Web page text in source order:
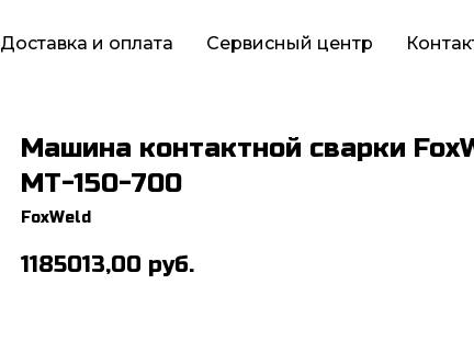
Доставка и оплата Сервисный центр
Машина контактной сварки
МТ-150-700
FoxWeld
1185013,00 руб.